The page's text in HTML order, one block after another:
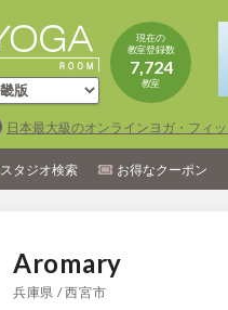
現在の
教室登録数
7,724
教室
日本最大級のオンラインヨガ・フィッ
スタジオ検索 お得なクーポン
Aromary
兵庫県 / 西宮市